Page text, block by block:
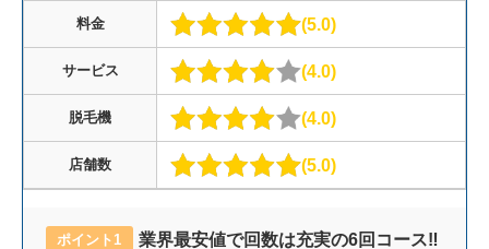
料金 5.0
サービス 4.0
脱毛機 4.0
店舗数 5.0
ポイント1
業界最安値で回数は充実の6回コース‼︎